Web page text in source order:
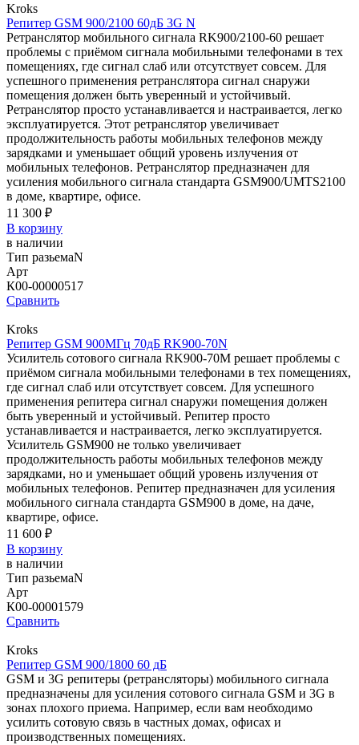
Kroks
Репитер GSM 900/2100 60дБ 3G N
Ретранслятор мобильного сигнала RK900/2100-60 решает
проблемы с приёмом сигнала мобильными телефонами в тех
помещениях, где сигнал слаб или отсутствует совсем. Для
успешного применения ретранслятора сигнал снаружи
помещения должен быть уверенный и устойчивый.
Ретранслятор просто устанавливается и настраивается, легко
эксплуатируется. Этот ретранслятор увеличивает
продолжительность работы мобильных телефонов между
зарядками и уменьшает общий уровень излучения от
мобильных телефонов. Ретранслятор предназначен для
усиления мобильного сигнала стандарта GSM900/UMTS2100
в доме, квартире, офисе.
11 300 ₽
В корзину
в наличии
Тип разьемаN
Арт
К00-00000517
Сравнить
Kroks
Репитер GSM 900МГц 70дБ RK900-70N
Усилитель сотового сигнала RK900-70M решает проблемы с
приёмом сигнала мобильными телефонами в тех помещениях,
где сигнал слаб или отсутствует совсем. Для успешного
применения репитера сигнал снаружи помещения должен
быть уверенный и устойчивый. Репитер просто
устанавливается и настраивается, легко эксплуатируется.
Усилитель GSM900 не только увеличивает
продолжительность работы мобильных телефонов между
зарядками, но и уменьшает общий уровень излучения от
мобильных телефонов. Репитер предназначен для усиления
мобильного сигнала стандарта GSM900 в доме, на даче,
квартире, офисе.
11 600 ₽
В корзину
в наличии
Тип разьемаN
Арт
К00-00001579
Сравнить
Kroks
Репитер GSM 900/1800 60 дБ
GSM и 3G репитеры (ретрансляторы) мобильного сигнала
предназначены для усиления сотового сигнала GSM и 3G в
зонах плохого приема. Например, если вам необходимо
усилить сотовую связь в частных домах, офисах и
производственных помещениях.